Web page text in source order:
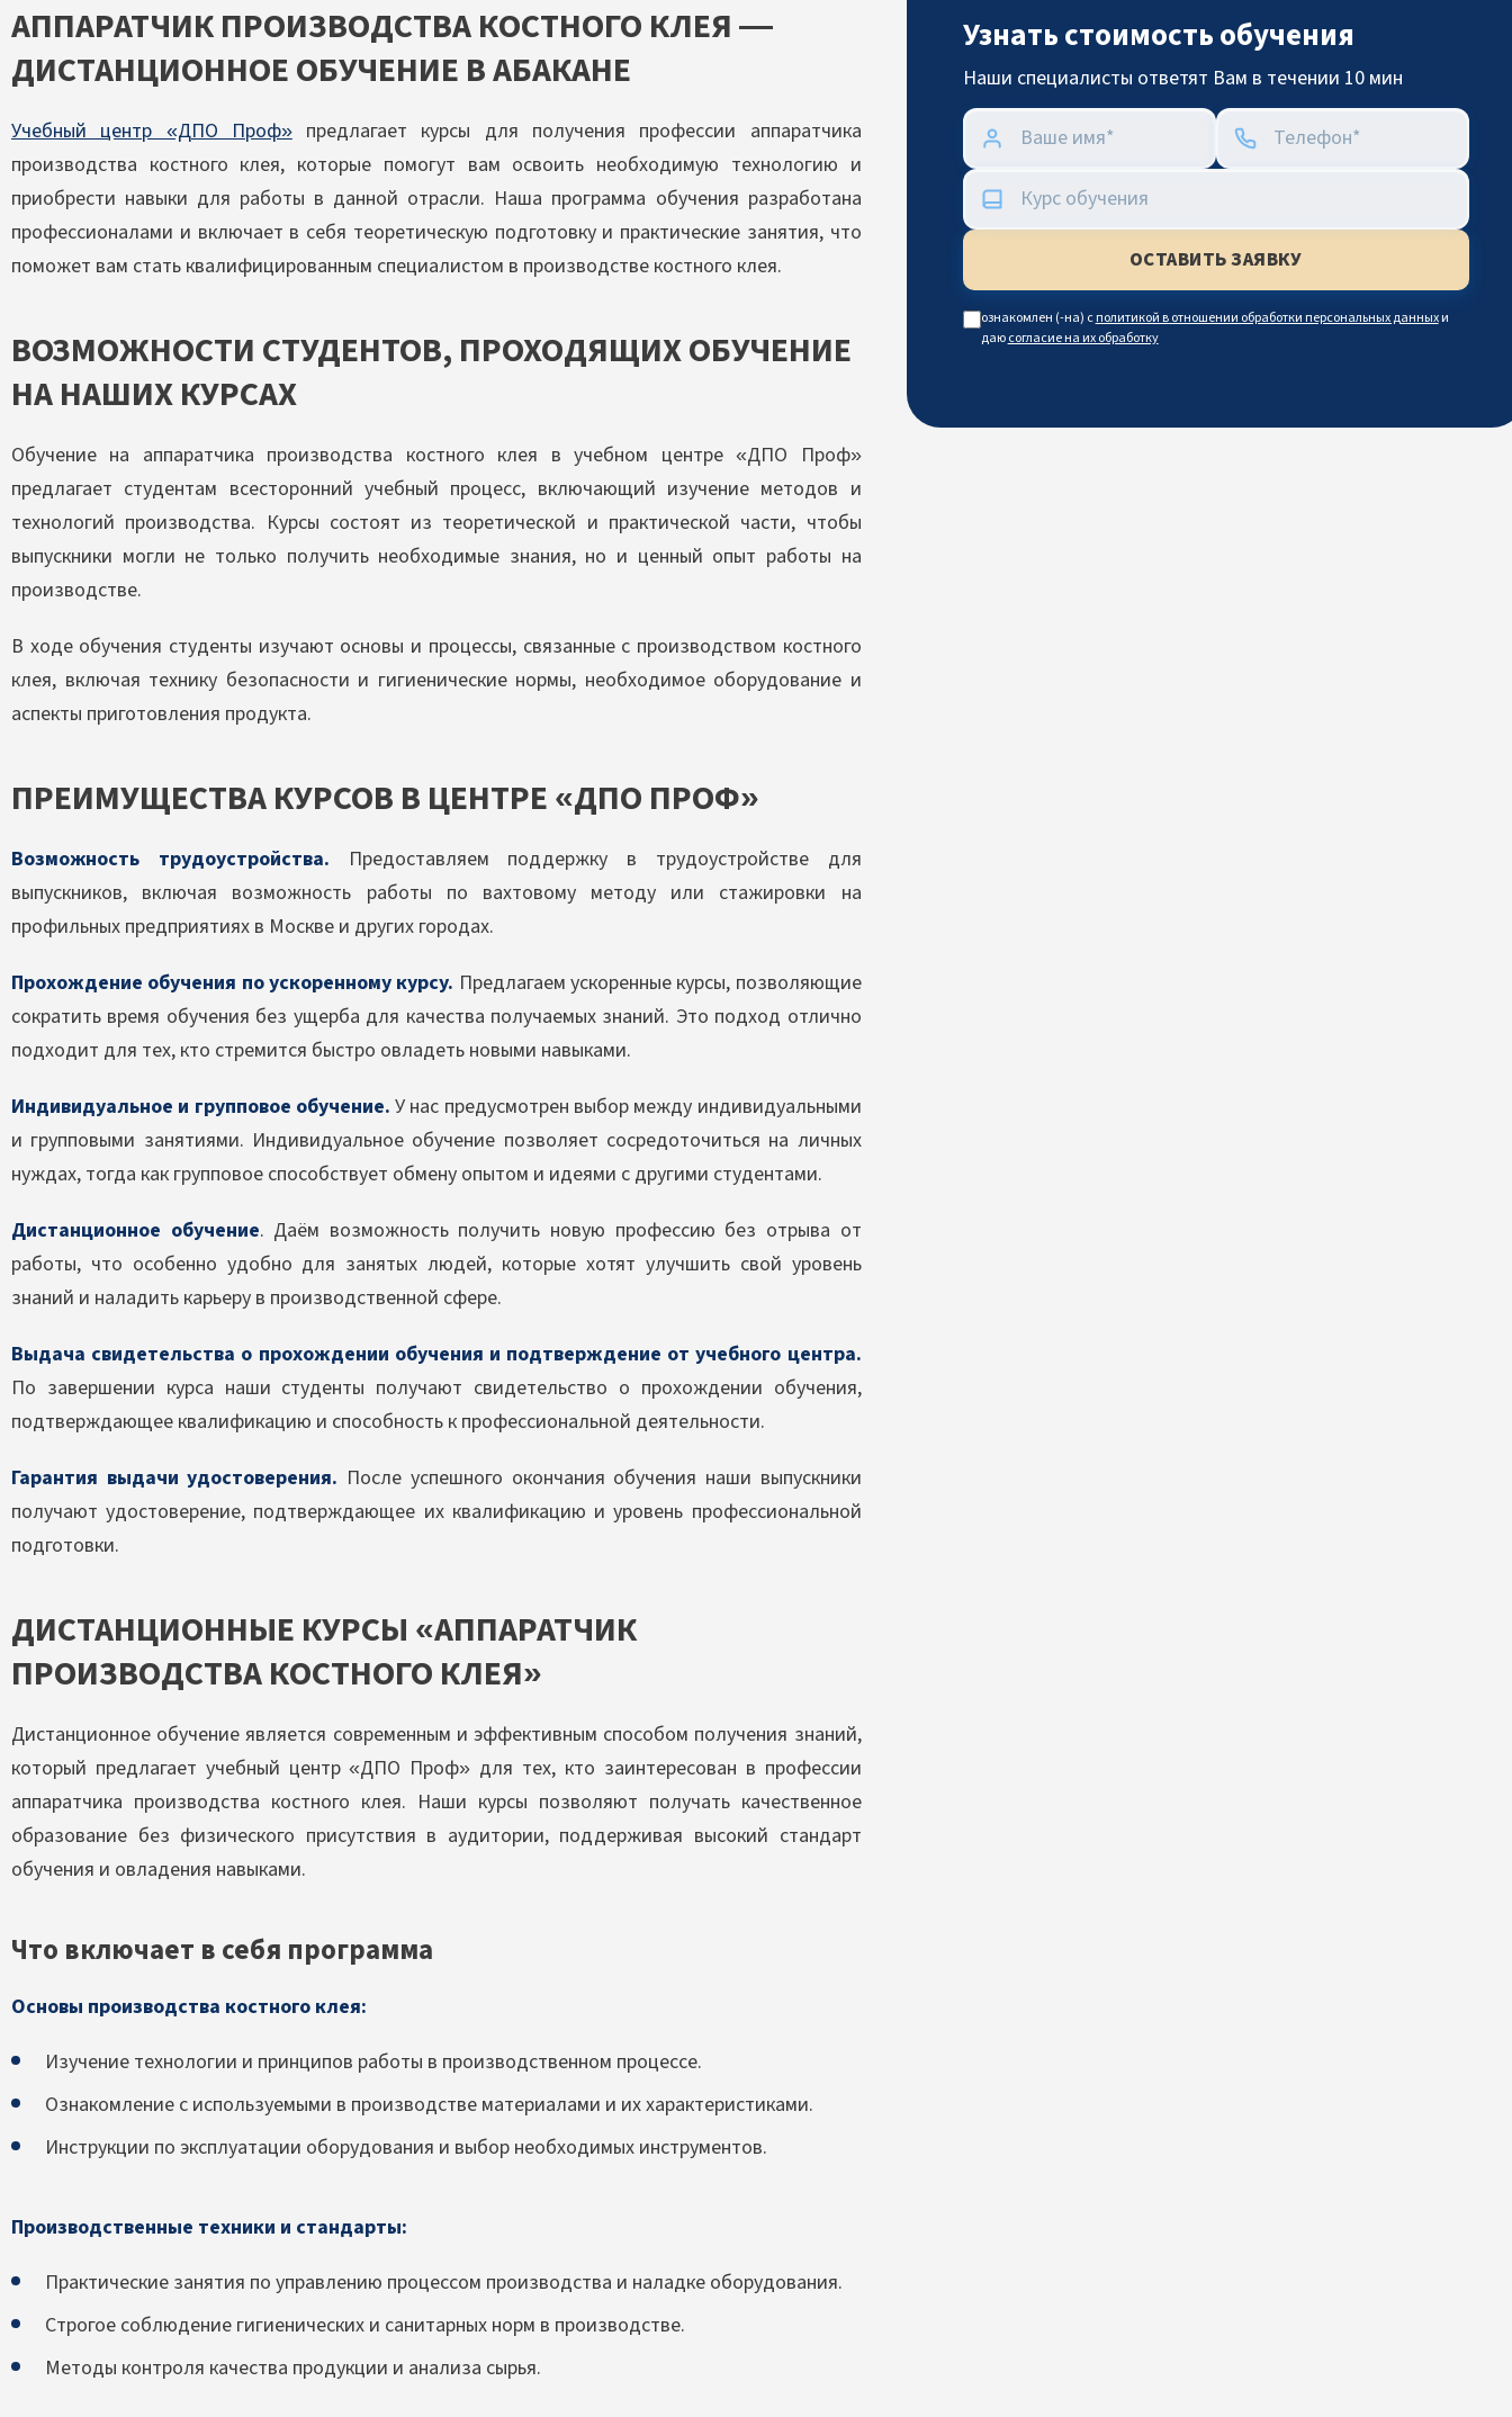
АППАРАТЧИК ПРОИЗВОДСТВА КОСТНОГО КЛЕЯ —
ДИСТАНЦИОННОЕ ОБУЧЕНИЕ В АБАКАНЕ
Учебный центр «ДПО Проф»предлагает курсы для получения профессии аппаратчика
производства костного клея, которые помогут вам освоить необходимую технологию и
приобрести навыки для работы в данной отрасли. Наша программа обучения разработана
профессионалами и включает в себя теоретическую подготовку и практические занятия, что
поможет вам стать квалифицированным специалистом в производстве костного клея.
ВОЗМОЖНОСТИ СТУДЕНТОВ, ПРОХОДЯЩИХ ОБУЧЕНИЕ
НА НАШИХ КУРСАХ
Обучение на аппаратчика производства костного клея в учебном центре «ДПО Проф»
предлагает студентам всесторонний учебный процесс, включающий изучение методов и
технологий производства. Курсы состоят из теоретической и практической части, чтобы
выпускники могли не только получить необходимые знания, но и ценный опыт работы на
производстве.
В ходе обучения студенты изучают основы и процессы, связанные с производством костного
клея, включая технику безопасности и гигиенические нормы, необходимое оборудование и
аспекты приготовления продукта.
ПРЕИМУЩЕСТВА КУРСОВ В ЦЕНТРЕ «ДПО ПРОФ»
Возможность трудоустройства. Предоставляем поддержку в трудоустройстве для
выпускников, включая возможность работы по вахтовому методу или стажировки на
профильных предприятиях в Москве и других городах.
Прохождение обучения по ускоренному курсу. Предлагаем ускоренные курсы, позволяющие
сократить время обучения без ущерба для качества получаемых знаний. Это подход отлично
подходит для тех, кто стремится быстро овладеть новыми навыками.
Индивидуальное и групповое обучение. У нас предусмотрен выбор между индивидуальными
и групповыми занятиями. Индивидуальное обучение позволяет сосредоточиться на личных
нуждах, тогда как групповое способствует обмену опытом и идеями с другими студентами.
Дистанционное обучение. Даём возможность получить новую профессию без отрыва от
работы, что особенно удобно для занятых людей, которые хотят улучшить свой уровень
знаний и наладить карьеру в производственной сфере.
Выдача свидетельства о прохождении обучения и подтверждение от учебного центра.
По завершении курса наши студенты получают свидетельство о прохождении обучения,
подтверждающее квалификацию и способность к профессиональной деятельности.
Гарантия выдачи удостоверения. После успешного окончания обучения наши выпускники
получают удостоверение, подтверждающее их квалификацию и уровень профессиональной
подготовки.
ДИСТАНЦИОННЫЕ КУРСЫ «АППАРАТЧИК
ПРОИЗВОДСТВА КОСТНОГО КЛЕЯ»
Дистанционное обучение является современным и эффективным способом получения знаний,
который предлагает учебный центр «ДПО Проф» для тех, кто заинтересован в профессии
аппаратчика производства костного клея. Наши курсы позволяют получать качественное
образование без физического присутствия в аудитории, поддерживая высокий стандарт
обучения и овладения навыками.
Что включает в себя программа
Основы производства костного клея:
Изучение технологии и принципов работы в производственном процессе.
Ознакомление с используемыми в производстве материалами и их характеристиками.
Инструкции по эксплуатации оборудования и выбор необходимых инструментов.
Производственные техники и стандарты:
Практические занятия по управлению процессом производства и наладке оборудования.
Строгое соблюдение гигиенических и санитарных норм в производстве.
Методы контроля качества продукции и анализа сырья.
Узнать стоимость обучения
Наши специалисты ответят Вам в течении 10 мин
ознакомлен (-на) сполитикой в отношении обработки персональных данныхи
даюсогласие на их обработку